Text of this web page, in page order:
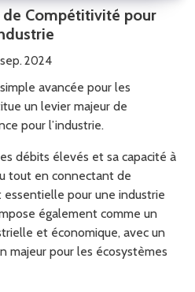
de Compétitivité pour
sep. 2024
avancée pour les
un levier majeur de
pour l’industrie.
débits élevés et sa capacité à
tout en connectant de
pour une industrie
également comme un
et économique, avec un
pour les écosystèmes